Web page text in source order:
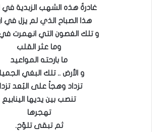
غادرةٌ هذه الشهب الزبدية في
هذا الصباح الذي لم يزل في
و تلك الغصون التي انهمرت في
وما عثر القلب
ما بارحته المواعيد
و الأرض .. تلك البغي
تزداد وهجاً على البُعد
تنصب بين يديها الينابيع
تهجرها
ثم تبقى تلوّح.